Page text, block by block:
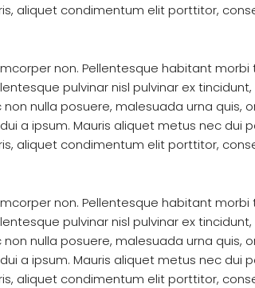
aliquet condimentum elit porttitor,
non. Pellentesque habitant morbi
pulvinar nisl pulvinar ex tincidunt,
nulla posuere, malesuada urna quis,
a ipsum. Mauris aliquet metus nec dui
aliquet condimentum elit porttitor,
non. Pellentesque habitant morbi
pulvinar nisl pulvinar ex tincidunt,
nulla posuere, malesuada urna quis,
a ipsum. Mauris aliquet metus nec dui
aliquet condimentum elit porttitor,